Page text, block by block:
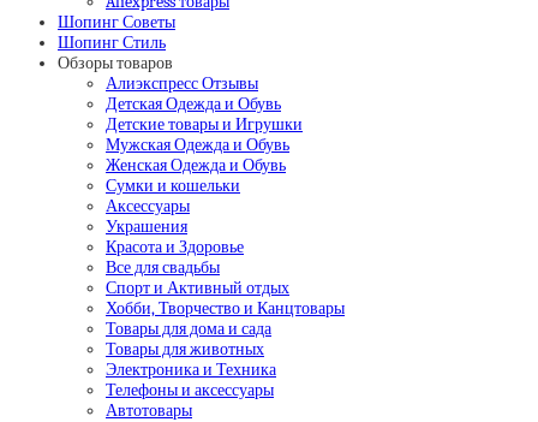
Шопинг Советы
Шопинг Стиль
Обзоры товаров
Алиэкспресс Отзывы
Детская Одежда и Обувь
Детские товары и Игрушки
Мужская Одежда и Обувь
Женская Одежда и Обувь
Сумки и кошельки
Аксессуары
Украшения
Красота и Здоровье
Все для свадьбы
Спорт и Активный отдых
Хобби, Творчество и Канцтовары
Товары для дома и сада
Товары для животных
Электроника и Техника
Телефоны и аксессуары
Автотовары